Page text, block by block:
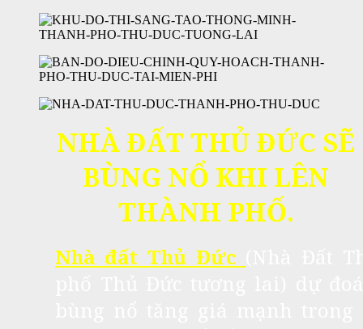
NHÀ ĐẤT THỦ ĐỨC SẼ
BÙNG NỔ KHI LÊN
THÀNH PHỐ.
Nhà đất Thủ Đức